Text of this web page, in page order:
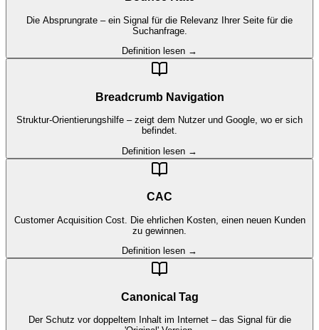
Die Absprungrate – ein Signal für die Relevanz Ihrer Seite für die
Suchanfrage.
Definition lesen →
Breadcrumb Navigation
Struktur-Orientierungshilfe – zeigt dem Nutzer und Google, wo er sich
befindet.
Definition lesen →
CAC
Customer Acquisition Cost. Die ehrlichen Kosten, einen neuen Kunden
zu gewinnen.
Definition lesen →
Canonical Tag
Der Schutz vor doppeltem Inhalt im Internet – das Signal für die